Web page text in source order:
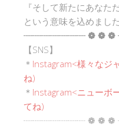
『そして新たにあなた
という意味を込めました
┈┈┈┈┈┈┈ ❁ ❁
【SNS】
＊ Instagram<様々なジ
ね)
＊ Instagram<ニューボ
てね)
┈┈┈┈┈┈┈ ❁ ❁